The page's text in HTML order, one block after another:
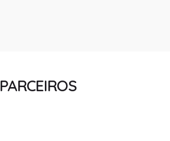
PARCEIROS